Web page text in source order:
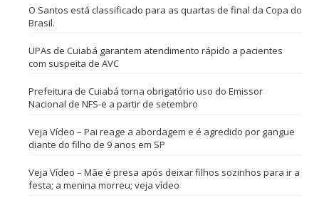
O Santos está classificado para as quartas de final da Copa do
Brasil.
UPAs de Cuiabá garantem atendimento rápido a pacientes
com suspeita de AVC
Prefeitura de Cuiabá torna obrigatório uso do Emissor
Nacional de NFS-e a partir de setembro
Veja Vídeo – Pai reage a abordagem e é agredido por gangue
diante do filho de 9 anos em SP
Veja Vídeo – Mãe é presa após deixar filhos sozinhos para ir a
festa; a menina morreu; veja vídeo